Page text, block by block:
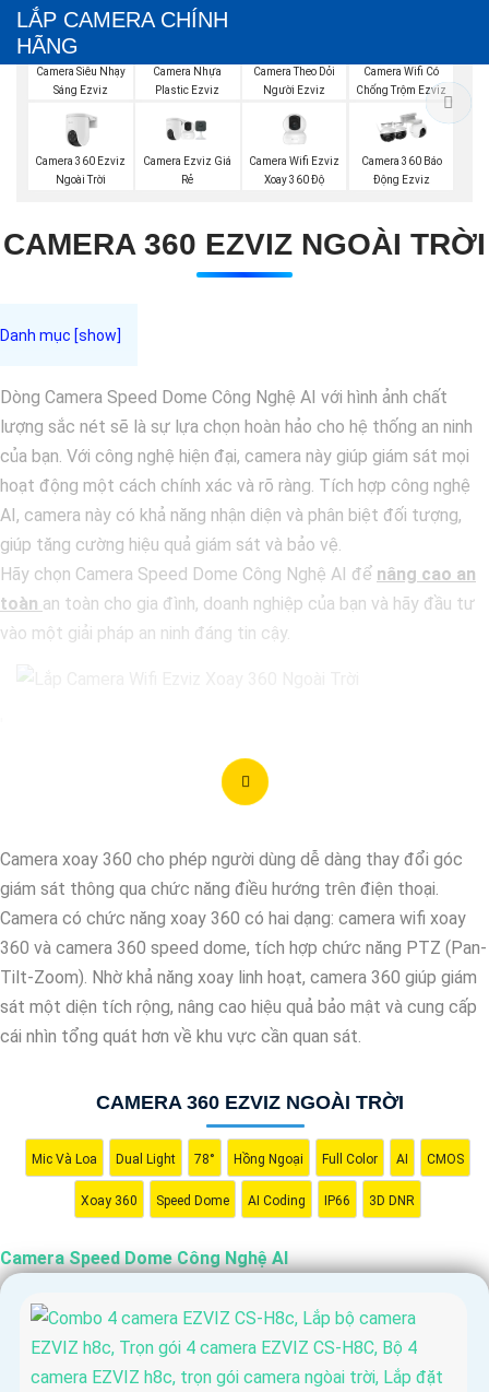
LẮP CAMERA CHÍNH
HÃNG
Camera Siêu Nhạy
Sáng Ezviz
Camera Nhựa
Plastic Ezviz
Camera Theo Dỏi
Người Ezviz
Camera Wifi Có
Chống Trộm Ezviz
Camera 360 Ezviz
Ngoài Trời
Camera Ezviz Giá
Rẻ
Camera Wifi Ezviz
Xoay 360 Độ
Camera 360 Báo
Động Ezviz
CAMERA 360 EZVIZ NGOÀI TRỜI
Dòng Camera Speed Dome Công Nghệ AI với hình ảnh chất
lượng sắc nét sẽ là sự lựa chọn hoàn hảo cho hệ thống an ninh
của bạn. Với công nghệ hiện đại, camera này giúp giám sát mọi
hoạt động một cách chính xác và rõ ràng. Tích hợp công nghệ
AI, camera này có khả năng nhận diện và phân biệt đối tượng,
giúp tăng cường hiệu quả giám sát và bảo vệ.
Hãy chọn Camera Speed Dome Công Nghệ AI để nâng cao an
toàn an toàn cho gia đình, doanh nghiệp của bạn và hãy đầu tư
vào một giải pháp an ninh đáng tin cậy.
Camera xoay 360 cho phép người dùng dễ dàng thay đổi góc
giám sát thông qua chức năng điều hướng trên điện thoại.
Camera có chức năng xoay 360 có hai dạng: camera wifi xoay
360 và camera 360 speed dome, tích hợp chức năng PTZ (Pan-
Tilt-Zoom). Nhờ khả năng xoay linh hoạt, camera 360 giúp giám
sát một diện tích rộng, nâng cao hiệu quả bảo mật và cung cấp
cái nhìn tổng quát hơn về khu vực cần quan sát.
CAMERA 360 EZVIZ NGOÀI TRỜI
Mic Và Loa Dual Light 78° Hồng Ngoại Full Color AI CMOS
Xoay 360 Speed Dome AI Coding IP66 3D DNR
Camera Speed Dome Công Nghệ AI